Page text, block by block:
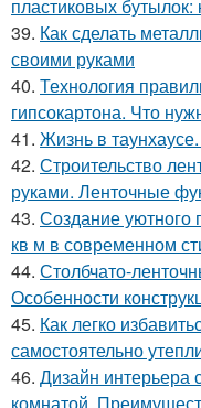
пластиковых бутылок:
39. Как сделать
своими руками
40. Технология
гипсокартона. Что
41. Жизнь в
42. Строительство
руками. Ленточные
43. Создание уютного
кв м в современном
44. Столбчато-
Особенности
45. Как легко
самостоятельно
46. Дизайн интерьера